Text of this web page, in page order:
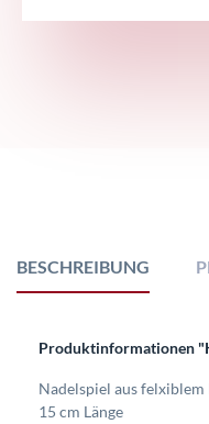
BESCHREIBUNG
Produktinformationen
Nadelspiel aus felxiblem
15 cm Länge